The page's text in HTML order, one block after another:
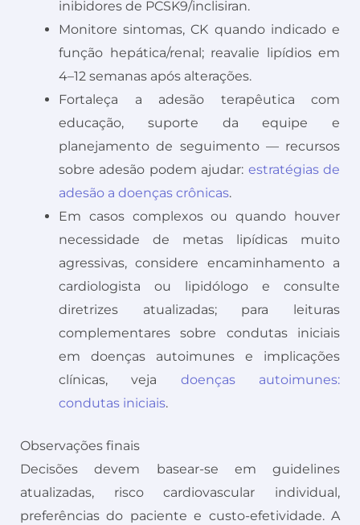
inibidores de PCSK9/inclisiran.
Monitore sintomas, CK quando indicado e
função hepática/renal; reavalie lipídios em
4–12 semanas após alterações.
Fortaleça a adesão terapêutica com
educação, suporte da equipe e
planejamento de seguimento — recursos
sobre adesão podem ajudar: estratégias de
adesão a doenças crônicas.
Em casos complexos ou quando houver
necessidade de metas lipídicas muito
agressivas, considere encaminhamento a
cardiologista ou lipidólogo e consulte
diretrizes atualizadas; para leituras
complementares sobre condutas iniciais
em doenças autoimunes e implicações
clínicas, veja doenças autoimunes:
condutas iniciais.
Observações finais
Decisões devem basear-se em guidelines
atualizadas, risco cardiovascular individual,
preferências do paciente e custo-efetividade. A